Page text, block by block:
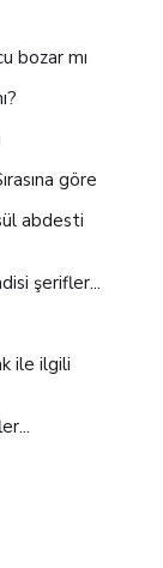
bozar mı
göre
abdesti
şerifler...
ile ilgili